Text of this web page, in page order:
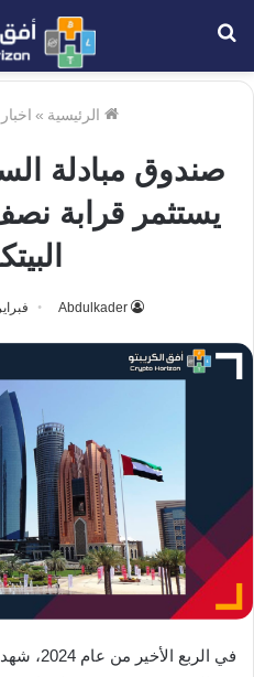
الرئيسية »
صندوق مبادلة
يستثمر قرابة
Abdulkader فبراير 15, 2025
في الربع الأخير من عام 2024، شهدت صناديق